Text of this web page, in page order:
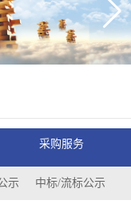
采购服务
示 中标/流标公示